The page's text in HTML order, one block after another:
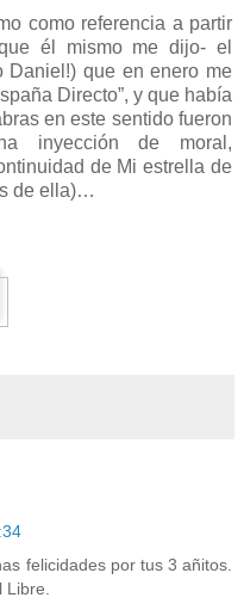
como referencia a partir
él mismo me dijo- el
Daniel!) que en enero me
Directo”, y que había
en este sentido fueron
inyección de moral,
de Mi estrella de
de ella)…
felicidades por tus 3 añitos.